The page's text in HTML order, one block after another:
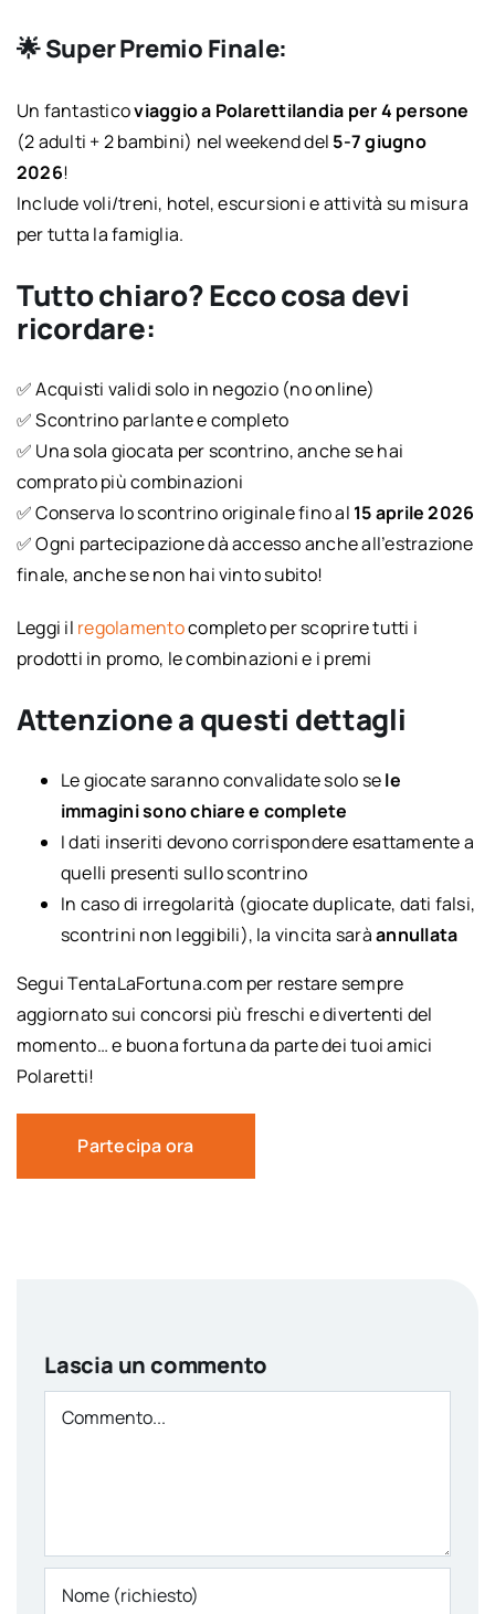
🌟 Super Premio Finale:
Un fantasticoviaggio a Polarettilandia per 4 persone
(2 adulti + 2 bambini) nel weekend del 5-7 giugno
2026!
Include voli/treni, hotel, escursioni e attività su misura
per tutta la famiglia.
Tutto chiaro? Ecco cosa devi
ricordare:
✅ Acquisti validi solo in negozio (no online)
✅ Scontrino parlante e completo
✅ Una sola giocata per scontrino, anche se hai
comprato più combinazioni
✅ Conserva lo scontrino originale fino al 15 aprile 2026
✅ Ogni partecipazione dà accesso anche all’estrazione
finale, anche se non hai vinto subito!
Leggi il regolamentocompleto per scoprire tutti i
prodotti in promo, le combinazioni e i premi
Attenzione a questi dettagli
Le giocate saranno convalidate solo sele
immagini sono chiare e complete
I dati inseriti devono corrispondere esattamente a
quelli presenti sullo scontrino
In caso di irregolarità (giocate duplicate, dati falsi,
scontrini non leggibili), la vincita saràannullata
Segui TentaLaFortuna.com per restare sempre
aggiornato sui concorsi più freschi e divertenti del
momento… e buona fortuna da parte dei tuoi amici
Polaretti!
Partecipa ora
Lascia un commento
Comment